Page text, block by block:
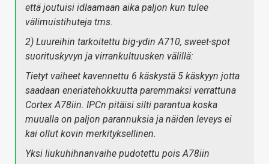
että joutuisi idlaamaan aika paljon kun tulee
välimuistihuteja tms.
2) Luureihin tarkoitettu big-ydin A710, sweet-spot
suorituskyvyn ja virrankultuusken välillä:
Tietyt vaiheet kavennettu 6 käskystä 5 käskyyn jotta
saadaan eneriatehokkuutta paremmaksi verrattuna
Cortex A78iin. IPCn pitäisi silti parantua koska
muualla on paljon parannuksia ja näiden leveys ei
kai ollut kovin merkityksellinen.
Yksi liukuhihnanvaihe pudotettu pois A78iin